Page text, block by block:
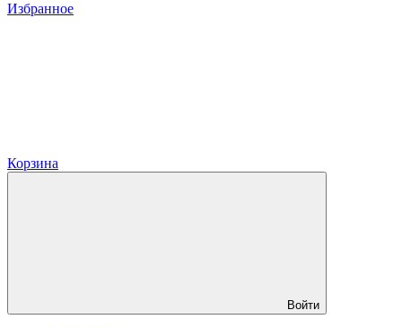
Избранное
Корзина
Войти